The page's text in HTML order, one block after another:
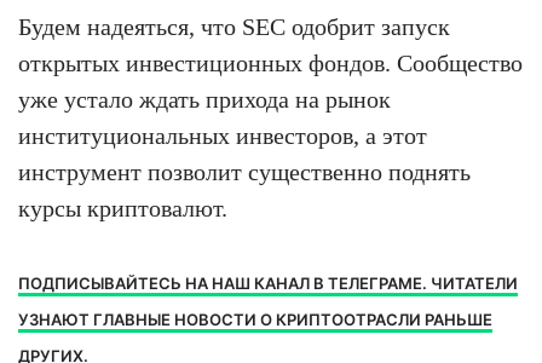
Будем надеяться, что SEC одобрит запуск
открытых инвестиционных фондов. Сообщество
уже устало ждать прихода на рынок
институциональных инвесторов, а этот
инструмент позволит существенно поднять
курсы криптовалют.
ПОДПИСЫВАЙТЕСЬ НА НАШ КАНАЛ В ТЕЛЕГРАМЕ. ЧИТАТЕЛИ
УЗНАЮТ ГЛАВНЫЕ НОВОСТИ О КРИПТООТРАСЛИ РАНЬШЕ
ДРУГИХ.